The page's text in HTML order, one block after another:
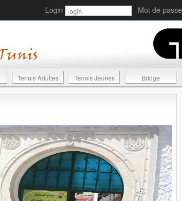
Login Mot de passe
Tennis Adultes Tennis Jeunes Bridge